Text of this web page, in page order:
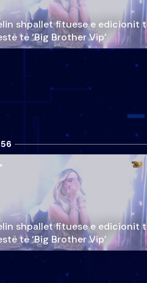
shpallet fituese e edicionit
të ‘Big Brother Vip’
shpallet fituese e edicionit
të ‘Big Brother Vip’